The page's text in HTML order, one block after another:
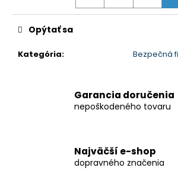
Kategória: Bezpečná
Opýtať sa
Garancia doručenia
nepoškodeného tovaru
Najväčší e-shop
dopravného značenia